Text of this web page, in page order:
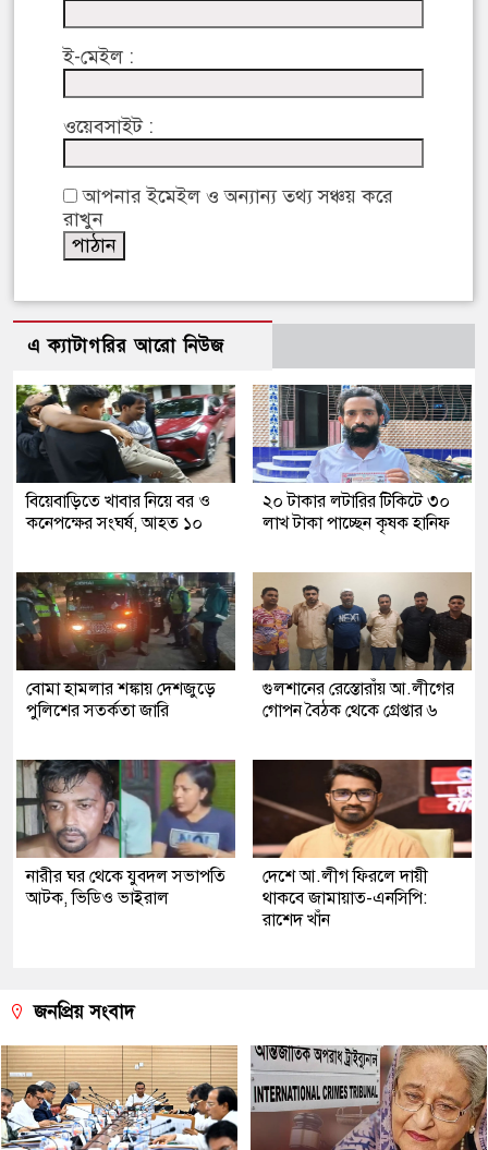
ই-মেইল :
ওয়েবসাইট :
আপনার ইমেইল ও অন্যান্য তথ্য সঞ্চয় করে
রাখুন
এ ক্যাটাগরির আরো নিউজ
বিয়েবাড়িতে খাবার নিয়ে বর ও
কনেপক্ষের সংঘর্ষ, আহত ১০
২০ টাকার লটারির টিকিটে ৩০
লাখ টাকা পাচ্ছেন কৃষক হানিফ
বোমা হামলার শঙ্কায় দেশজুড়ে
পুলিশের সতর্কতা জারি
গুলশানের রেস্তোরাঁয় আ.লীগের
গোপন বৈঠক থেকে গ্রেপ্তার ৬
নারীর ঘর থেকে যুবদল সভাপতি
আটক, ভিডিও ভাইরাল
দেশে আ.লীগ ফিরলে দায়ী
থাকবে জামায়াত-এনসিপি:
রাশেদ খাঁন
জনপ্রিয় সংবাদ